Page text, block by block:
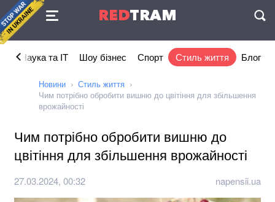
REDTRAM
Угода
Наука та IT Шоу бізнес Спорт Стиль життя Блог
Новини
Стиль життя
Чим потрібно обробити вишню до цвітіння для збільшення
врожайності
Чим потрібно обробити вишню до
цвітіння для збільшення врожайності
27.03.2024, 00:32 napensii.ua